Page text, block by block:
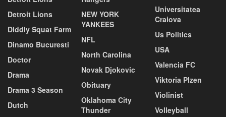
Detroit Lions
Diddly Squat Farm
Dinamo Bucuresti
Doctor
Drama
Drama 3 Season
Dutch
NEW YORK
YANKEES
NFL
North Carolina
Novak Djokovic
Obituary
Oklahoma City
Thunder
Universitatea
Craiova
Us Politics
USA
Valencia FC
Viktoria Plzen
Violinist
Volleyball